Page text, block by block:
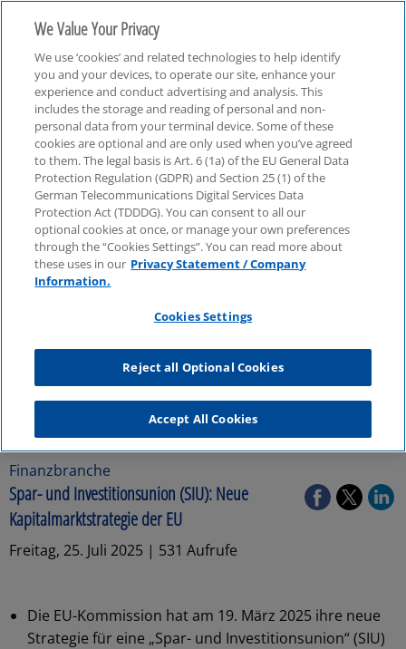
Finanzbranche
Finanzbranche
Spar- und Investitionsunion (SIU): Neue
Kapitalmarktstrategie der EU
Freitag, 25. Juli 2025 | 531 Aufrufe
Die EU-Kommission hat am 19. März 2025 ihre neue
Strategie für eine „Spar- und Investitionsunion“ (SIU)
We Value Your Privacy
We use ‘cookies’ and related technologies to help identify
you and your devices, to operate our site, enhance your
experience and conduct advertising and analysis. This
includes the storage and reading of personal and non-
personal data from your terminal device. Some of these
cookies are optional and are only used when you’ve agreed
to them. The legal basis is Art. 6 (1a) of the EU General Data
Protection Regulation (GDPR) and Section 25 (1) of the
German Telecommunications Digital Services Data
Protection Act (TDDDG). You can consent to all our
optional cookies at once, or manage your own preferences
through the “Cookies Settings”. You can read more about
these uses in our Privacy Statement / Company
Information.
Cookies Settings
Reject all Optional Cookies
Accept All Cookies